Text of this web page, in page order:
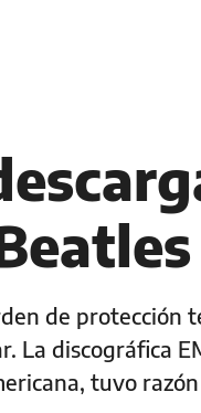
de protección
La discográfica
tuvo razón